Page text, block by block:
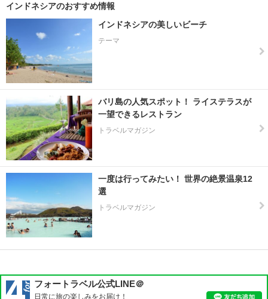
インドネシアのおすすめ情報
インドネシアの美しいビーチ
テーマ
バリ島の人気スポット！ ライステラスが
一望できるレストラン
トラベルマガジン
一度は行ってみたい！ 世界の絶景温泉12
選
トラベルマガジン
フォートラベル公式LINE＠
日常に旅の楽しみをお届け！